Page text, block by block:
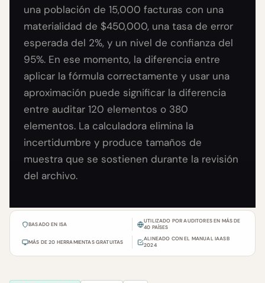
una población de 15,000 facturas con una
materialidad de $450,000, una tasa de error
esperada del 2%, y un nivel de confianza del
95%. En ese momento, la diferencia entre
aplicar la fórmula correctamente y usar una
aproximación puede significar la diferencia
entre auditar 120 elementos o 380
elementos. La calculadora elimina la
incertidumbre y produce tamaños de
muestra que se sostienen durante la revisión
del archivo.
BASADO EN ISA
UTILIZADO POR AUDITORES EN MÁS DE
40 PAÍSES
MÁS DE 20 HERRAMIENTAS GRATUITAS
ALINEADO CON EL MANUAL IAASB
2024